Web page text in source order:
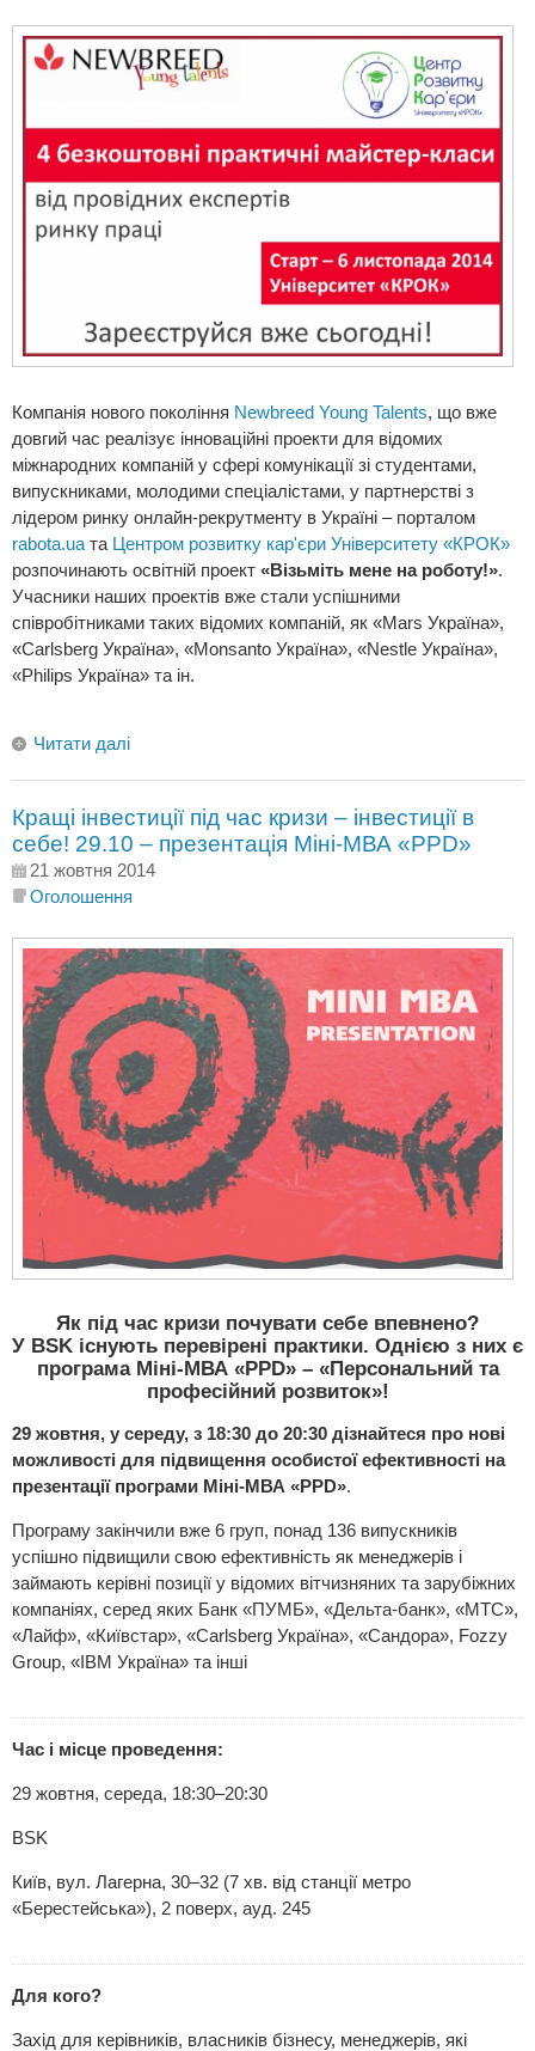
Компанія нового покоління Newbreed Young Talents, що вже
довгий час реалізує інноваційні проекти для відомих
міжнародних компаній у сфері комунікації зі студентами,
випускниками, молодими спеціалістами, у партнерстві з
лідером ринку онлайн-рекрутменту в Україні – порталом
rabota.ua та Центром розвитку кар'єри Університету «КРОК»
розпочинають освітній проект «Візьміть мене на роботу!».
Учасники наших проектів вже стали успішними
співробітниками таких відомих компаній, як «Mars Україна»,
«Carlsberg Україна», «Monsanto Україна», «Nestle Україна»,
«Philips Україна» та ін.
Читати далі
Кращі інвестиції під час кризи – інвестиції в
себе! 29.10 – презентація Міні-МВА «PPD»
21 жовтня 2014
Оголошення
Як під час кризи почувати себе впевнено?
У BSK існують перевірені практики. Однією з них є
програма Міні-МВА «PPD» – «Персональний та
професійний розвиток»!
29 жовтня, у середу, з 18:30 до 20:30 дізнайтеся про нові
можливості для підвищення особистої ефективності на
презентації програми Міні-МВА «PPD».
Програму закінчили вже 6 груп, понад 136 випускників
успішно підвищили свою ефективність як менеджерів і
займають керівні позиції у відомих вітчизняних та зарубіжних
компаніях, серед яких Банк «ПУМБ», «Дельта-банк», «МТС»,
«Лайф», «Київстар», «Carlsberg Україна», «Сандора», Fozzy
Group, «IBM Україна» та інші
Час і місце проведення:
29 жовтня, середа, 18:30–20:30
BSK
Київ, вул. Лагерна, 30–32 (7 хв. від станції метро
«Берестейська»), 2 поверх, ауд. 245
Для кого?
Захід для керівників, власників бізнесу, менеджерів, які